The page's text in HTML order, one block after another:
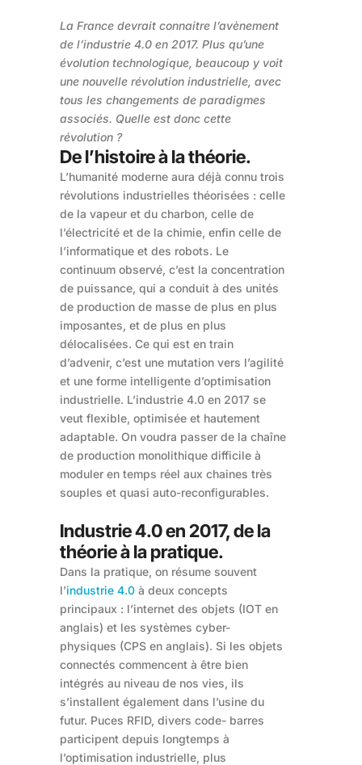
La France devrait connaitre l’avènement
de l’industrie 4.0 en 2017. Plus qu’une
évolution technologique, beaucoup y voit
une nouvelle révolution industrielle, avec
tous les changements de paradigmes
associés. Quelle est donc cette
révolution ?
De l’histoire à la théorie.
L’humanité moderne aura déjà connu trois
révolutions industrielles théorisées : celle
de la vapeur et du charbon, celle de
l’électricité et de la chimie, enfin celle de
l’informatique et des robots. Le
continuum observé, c’est la concentration
de puissance, qui a conduit à des unités
de production de masse de plus en plus
imposantes, et de plus en plus
délocalisées. Ce qui est en train
d’advenir, c’est une mutation vers l’agilité
et une forme intelligente d’optimisation
industrielle. L’industrie 4.0 en 2017 se
veut flexible, optimisée et hautement
adaptable. On voudra passer de la chaîne
de production monolithique difficile à
moduler en temps réel aux chaines très
souples et quasi auto-reconfigurables.
Industrie 4.0 en 2017, de la
théorie à la pratique.
Dans la pratique, on résume souvent
l’industrie 4.0 à deux concepts
principaux : l’internet des objets (IOT en
anglais) et les systèmes cyber-
physiques (CPS en anglais). Si les objets
connectés commencent à être bien
intégrés au niveau de nos vies, ils
s’installent également dans l’usine du
futur. Puces RFID, divers code- barres
participent depuis longtemps à
l’optimisation industrielle, plus